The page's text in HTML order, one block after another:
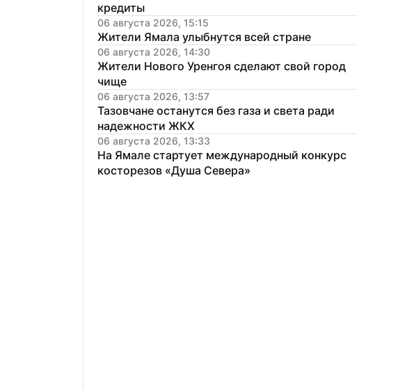
кредиты
06 августа 2026, 15:15
Жители Ямала улыбнутся всей стране
06 августа 2026, 14:30
Жители Нового Уренгоя сделают свой город
чище
06 августа 2026, 13:57
Тазовчане останутся без газа и света ради
надежности ЖКХ
06 августа 2026, 13:33
На Ямале стартует международный конкурс
косторезов «Душа Севера»